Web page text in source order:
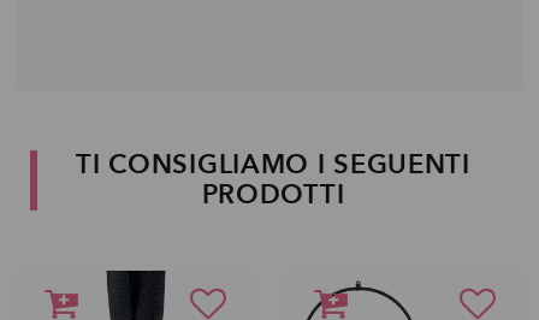
TI CONSIGLIAMO I SEGUENTI
PRODOTTI